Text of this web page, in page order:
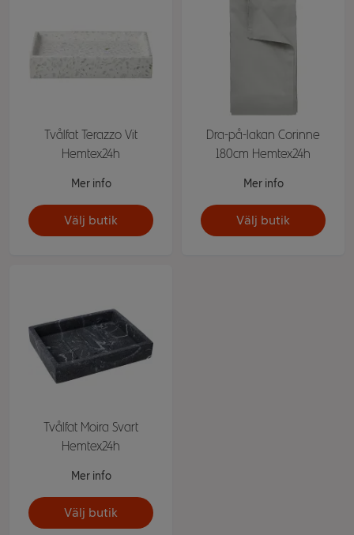
Tvålfat Terazzo Vit
Hemtex24h
Mer info
Välj butik
Dra-på-lakan Corinne
180cm Hemtex24h
Mer info
Välj butik
Tvålfat Moira Svart
Hemtex24h
Mer info
Välj butik